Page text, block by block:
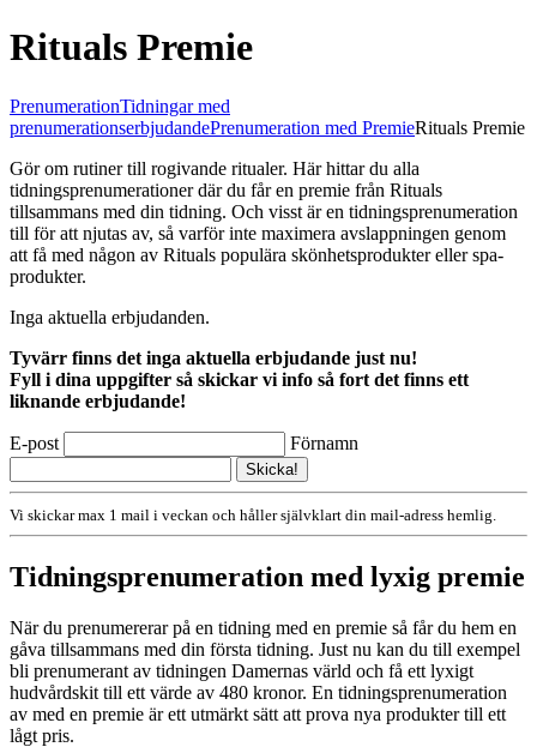
Rituals Premie
PrenumerationTidningar med
prenumerationserbjudandePrenumeration med PremieRituals Premie
Gör om rutiner till rogivande ritualer. Här hittar du alla
tidningsprenumerationer där du får en premie från Rituals
tillsammans med din tidning. Och visst är en tidningsprenumeration
till för att njutas av, så varför inte maximera avslappningen genom
att få med någon av Rituals populära skönhetsprodukter eller spa-
produkter.
Inga aktuella erbjudanden.
Tyvärr finns det inga aktuella erbjudande just nu!
Fyll i dina uppgifter så skickar vi info så fort det finns ett
liknande erbjudande!
E-post Förnamn
Vi skickar max 1 mail i veckan och håller självklart din mail-adress hemlig.
Tidningsprenumeration med lyxig premie
När du prenumererar på en tidning med en premie så får du hem en
gåva tillsammans med din första tidning. Just nu kan du till exempel
bli prenumerant av tidningen Damernas värld och få ett lyxigt
hudvårdskit till ett värde av 480 kronor. En tidningsprenumeration
av med en premie är ett utmärkt sätt att prova nya produkter till ett
lågt pris.